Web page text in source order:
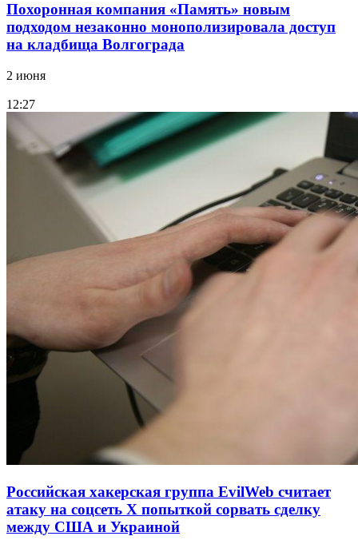
Похоронная компания «Память» новым
подходом незаконно монополизировала доступ
на кладбища Волгограда
2 июня
12:27
Российская хакерская группа EvilWeb считает
атаку на соцсеть Х попыткой сорвать сделку
между США и Украиной